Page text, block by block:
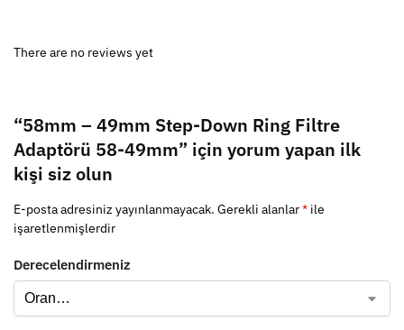
There are no reviews yet
“58mm – 49mm Step-Down Ring Filtre
Adaptörü 58-49mm” için yorum yapan ilk
kişi siz olun
E-posta adresiniz yayınlanmayacak. Gerekli alanlar* ile
işaretlenmişlerdir
Derecelendirmeniz